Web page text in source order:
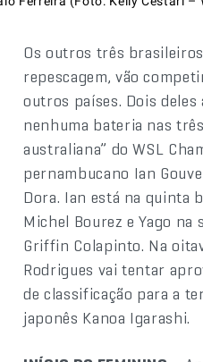
Os outros três
repescagem, vão
outros países. Dois
nenhuma bateria nas
australiana” do WSL
pernambucano Ian
Dora. Ian está na quinta
Michel Bourez e Yago na
Griffin Colapinto. Na
Rodrigues vai tentar
de classificação para a
japonês Kanoa Igarashi.